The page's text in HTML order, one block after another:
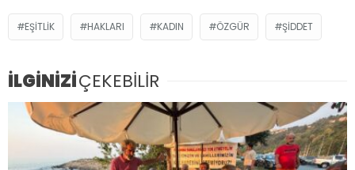
EŞITLIK HAKLARI KADIN ÖZGÜR ŞIDDET
İLGİNİZİÇEKEBİLİR